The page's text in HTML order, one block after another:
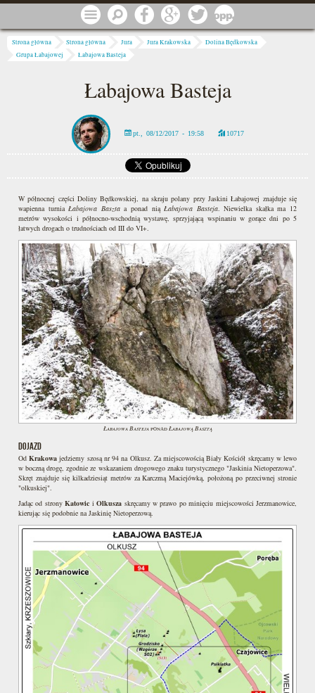
Przejdź do treści Menu Szukaj Facebook Google Twitter
Jesteś tutaj
Strona główna Strona główna Jura Jura Krakowska
Dolina Będkowska
Grupa Łabajowej
Łabajowa Basteja
Łabajowa Basteja
pt., 08/12/2017 - 19:58 10717
W północnej części Doliny Będkowskiej, na skraju polany przy Jaskini Łabajowej znajduje się
wapienna turniaŁabajowa Basztaa ponad niąŁabajowa Basteja. Niewielka skałka ma 12
metrów wysokości i północno-wschodnią wystawę, sprzyjającą wspinaniu w gorące dni po 5
łatwych drogach o trudnościach od III do VI+.
Łabajowa BastejaponadŁabajową Basztą
DOJAZD
OdKrakowa jedziemy szosą nr 94 na Olkusz. Za miejscowością Biały Kościół skręcamy w lewo
w boczną drogę, zgodnie ze wskazaniem drogowego znaku turystycznego "Jaskinia Nietoperzowa".
Skręt znajduje się kilkadziesiąt metrów za Karczmą Maciejówką, położoną po przeciwnej stronie
"olkuskiej".
Jadąc od stronyKatowic iOlkusza skręcamy w prawo po minięciu miejscowości Jerzmanowice,
kierując się podobnie na Jaskinię Nietoperzową.